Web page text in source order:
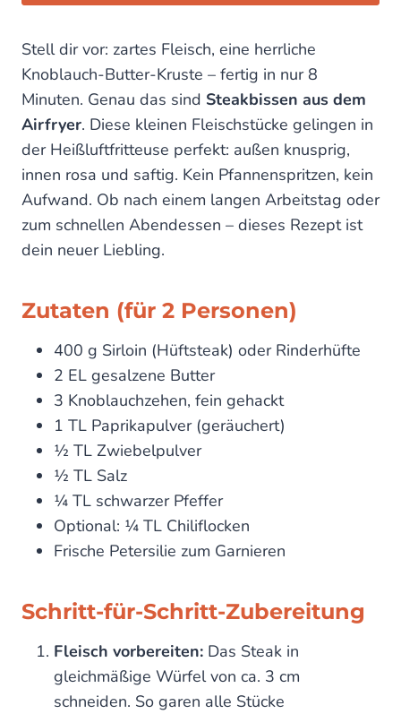
Stell dir vor: zartes Fleisch, eine herrliche
Knoblauch-Butter-Kruste – fertig in nur 8
Minuten. Genau das sind Steakbissen aus dem
Airfryer. Diese kleinen Fleischstücke gelingen in
der Heißluftfritteuse perfekt: außen knusprig,
innen rosa und saftig. Kein Pfannenspritzen, kein
Aufwand. Ob nach einem langen Arbeitstag oder
zum schnellen Abendessen – dieses Rezept ist
dein neuer Liebling.
Zutaten (für 2 Personen)
400 g Sirloin (Hüftsteak) oder Rinderhüfte
2 EL gesalzene Butter
3 Knoblauchzehen, fein gehackt
1 TL Paprikapulver (geräuchert)
½ TL Zwiebelpulver
½ TL Salz
¼ TL schwarzer Pfeffer
Optional: ¼ TL Chiliflocken
Frische Petersilie zum Garnieren
Schritt-für-Schritt-Zubereitung
Fleisch vorbereiten: Das Steak in
gleichmäßige Würfel von ca. 3 cm
schneiden. So garen alle Stücke